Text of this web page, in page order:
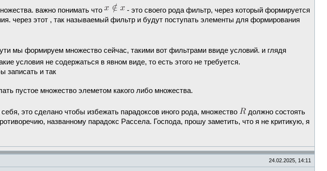
важно понимать что
- это своего рода фильтр, через который формируется
через этот , так называемый фильтр и будут поступать элементы для формирования
мы формируем множество сейчас, такими вот фильтрами ввиде условий. и глядя
условия не содержаться в явном виде, то есть этого не требуется.
записать и так
пустое множество элеметом какого либо множества.
это сделано чтобы избежать парадоксов иного рода, множество
должно состоять
названному парадокс Рассела. Господа, прошу заметить, что я не критикую, я
24.02.2025, 14:11